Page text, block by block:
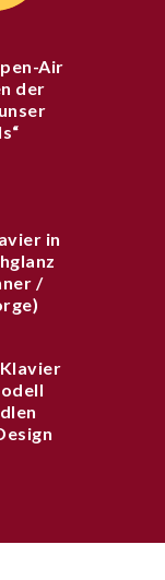
Air
der
in
/